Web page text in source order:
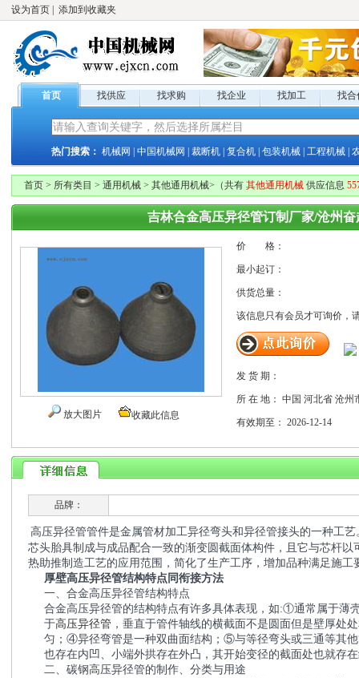
设为首页 添加到收藏夹
首页 找供应 找求购 找企业 找加工 找合
热门搜索： 机械网 中国机械网 裁断机 复合机 包装机械 工程机械
首页 > 所有类目 > 通用机械 > 其他通用机械> （共有 其他通用机械 供应信息
吉林合金高压异径管订制厂家/沧州
放大图片 收藏此信息
价 格：
最小起订：
供货总量：
该信息只有会员才可询价，
发 货 期：
所 在 地： 中国 河北省 沧州
有效期至： 2026-12-14
品牌：
高压异径管管件是金属管材加工异径弯头和异径管接头的一种工
芯头胎具制成与成品配合一致的渐变圆截面体构件，且它与芯杆
热助推制造工艺的应用范围，简化了生产工序，增加品种满足施工
厚壁高压异径管结构特点同衔接方法
一、合金高压异径管结构特点
合金高压异径管的结构特点有许多具体表现，如:①通常属于
于高压异径管 ，垂直于管件轴线的横截面不是圆面但是壁厚处
匀；④异径弯管是一种双曲面结构；⑤与等径弯头或三通等其
也存在内凹、小端外拱存在外凸，其开始变径的截面处也就存
二、碳钢高压异径管的制作、分类与用途